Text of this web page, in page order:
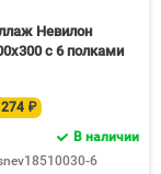
Невилон
c 6 полками
₽
В наличии
6